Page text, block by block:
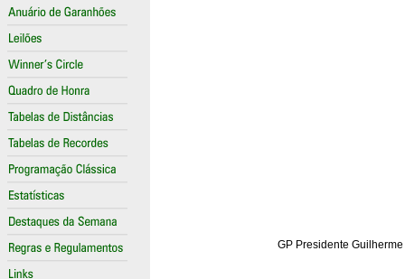
GP Presidente